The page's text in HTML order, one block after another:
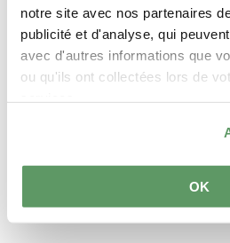
notre site avec nos partenaires
publicité et d'analyse, qui
avec d'autres informations que
ou qu'ils ont collectées lors de
OK